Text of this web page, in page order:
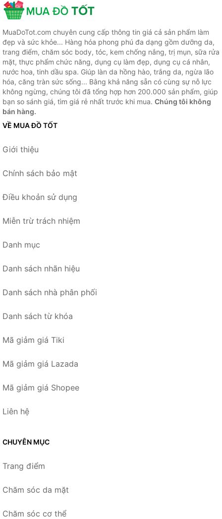
MuaDoTot.com chuyên cung cấp thông tin giá cả sản phẩm làm
đẹp và sức khỏe... Hàng hóa phong phú đa dạng gồm dưỡng da,
trang điểm, chăm sóc body, tóc, kem chống nắng, trị mụn, sữa rửa
mặt, thực phẩm chức năng, dụng cụ làm đẹp, dụng cụ cá nhân,
nước hoa, tinh dầu spa. Giúp làn da hồng hào, trắng da, ngừa lão
hóa, căng tràn sức sống... Bằng khả năng sẵn có cùng sự nỗ lực
không ngừng, chúng tôi đã tổng hợp hơn 200.000 sản phẩm, giúp
bạn so sánh giá, tìm giá rẻ nhất trước khi mua. Chúng tôi không
bán hàng.
VỀ MUA ĐỒ TỐT
Giới thiệu
Chính sách bảo mật
Điều khoản sử dụng
Miễn trừ trách nhiệm
Danh mục
Danh sách nhãn hiệu
Danh sách nhà phân phối
Danh sách từ khóa
Mã giảm giá Tiki
Mã giảm giá Lazada
Mã giảm giá Shopee
Liên hệ
CHUYÊN MỤC
Trang điểm
Chăm sóc da mặt
Chăm sóc cơ thể